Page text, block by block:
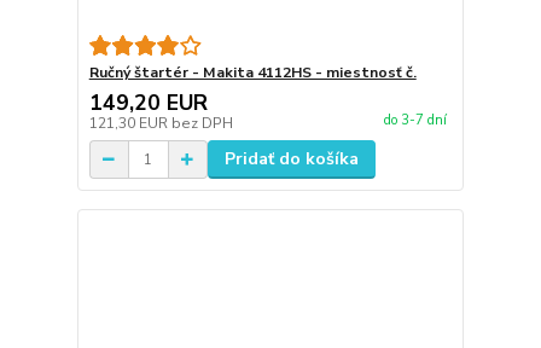
Ručný štartér - Makita 4112HS - miestnosť č.
149,20 EUR
121,30 EUR bez DPH do 3-7 dní
Pridať do košíka